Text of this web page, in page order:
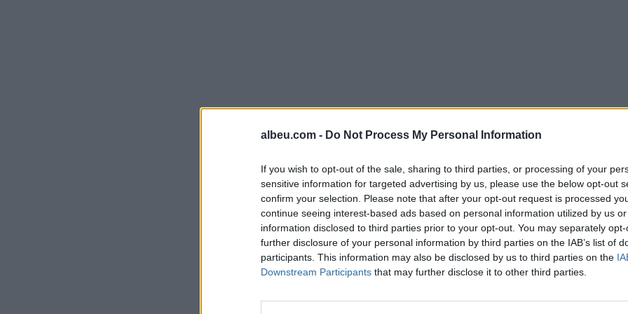
albeu.com - Do Not Process My Personal Information
If you wish to opt-out of the sale, sharing to third parties, or processing of your
sensitive information for targeted advertising by us, please use the below opt-out
confirm your selection. Please note that after your opt-out request is processed
continue seeing interest-based ads based on personal information utilized by us
information disclosed to third parties prior to your opt-out. You may separately
further disclosure of your personal information by third parties on the IAB’s list of
participants. This information may also be disclosed by us to third parties on the
Downstream Participants that may further disclose it to other third parties.